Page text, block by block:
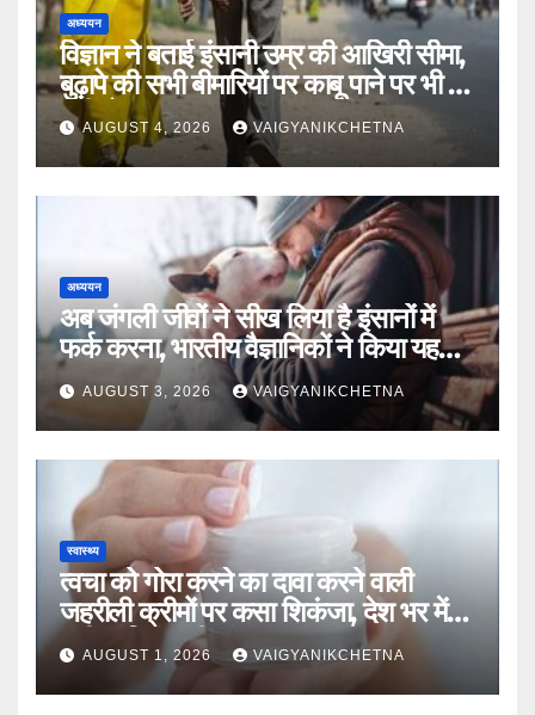
अध्ययन
विज्ञान ने बताई इंसानी उम्र की आखिरी सीमा,
बुढ़ापे की सभी बीमारियों पर काबू पाने पर भी वह
नहीं होगा ‘अमर’
AUGUST 4, 2026 VAIGYANIKCHETNA
अध्ययन
अब जंगली जीवों ने सीख लिया है इंसानों में
फर्क करना, भारतीय वैज्ञानिकों ने किया यह
खुलासा
AUGUST 3, 2026 VAIGYANIKCHETNA
स्वास्थ्य
त्वचा को गोरा करने का दावा करने वाली
जहरीली क्रीमों पर कसा शिकंजा, देश भर में
उठी प्रतिबंध की मांग
AUGUST 1, 2026 VAIGYANIKCHETNA